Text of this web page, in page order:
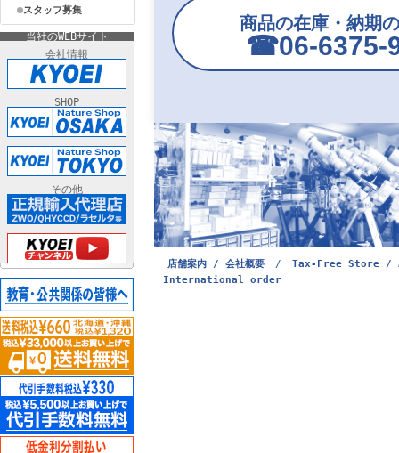
スタッフ募集
当社のWEBサイト
会社情報
SHOP
その他
商品の在庫・納期
☎︎06-6375-
店舗案内 / 会社概要 /
Tax-Free Store /
International order